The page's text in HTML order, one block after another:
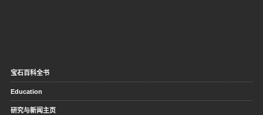
宝石百科全书
Education
研究与新闻主页